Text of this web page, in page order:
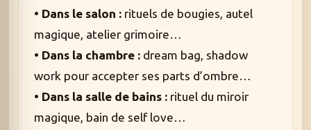
• Dans le salon : rituels de bougies, autel
magique, atelier grimoire…
• Dans la chambre : dream bag, shadow
work pour accepter ses parts d’ombre…
• Dans la salle de bains : rituel du miroir
magique, bain de self love…